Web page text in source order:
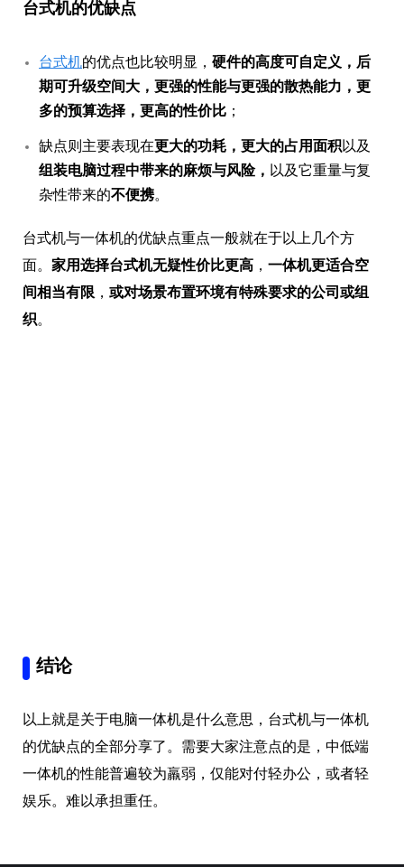
台式机的优缺点
台式机的优点也比较明显， 硬件的高度可自定义，后
期可升级空间大，更强的性能与更强的散热能力，更
多的预算选择，更高的性价比 ；
缺点则主要表现在更大的功耗，更大的占用面积以及
组装电脑过程中带来的麻烦与风险， 以及它重量与复
杂性带来的不便携。
台式机与一体机的优缺点重点一般就在于以上几个方
面。 家用选择台式机无疑性价比更高 ， 一体机更适合空
间相当有限 ， 或对场景布置环境有特殊要求的公司或组
织。
结论
以上就是关于电脑一体机是什么意思，台式机与一体机
的优缺点的全部分享了。需要大家注意点的是，中低端
一体机的性能普遍较为羸弱，仅能对付轻办公，或者轻
娱乐。难以承担重任。